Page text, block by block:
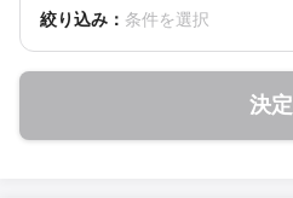
絞り込み： 条件を選択
決定